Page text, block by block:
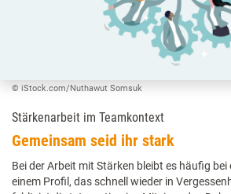
© iStock.com/Nuthawut Somsuk
Stärkenarbeit im Teamkontext
Gemeinsam seid ihr stark
Bei der Arbeit mit Stärken bleibt es häufig
einem Profil, das schnell wieder in